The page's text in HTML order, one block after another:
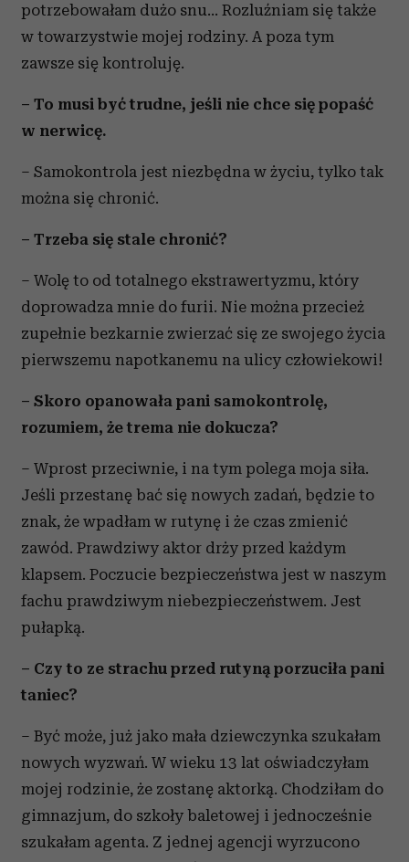
potrzebowałam dużo snu... Rozluźniam się także
w towarzystwie mojej rodziny. A poza tym
zawsze się kontroluję.
– To musi być trudne, jeśli nie chce się popaść
w nerwicę.
– Samokontrola jest niezbędna w życiu, tylko tak
można się chronić.
– Trzeba się stale chronić?
– Wolę to od totalnego ekstrawertyzmu, który
doprowadza mnie do furii. Nie można przecież
zupełnie bezkarnie zwierzać się ze swojego życia
pierwszemu napotkanemu na ulicy człowiekowi!
– Skoro opanowała pani samokontrolę,
rozumiem, że trema nie dokucza?
– Wprost przeciwnie, i na tym polega moja siła.
Jeśli przestanę bać się nowych zadań, będzie to
znak, że wpadłam w rutynę i że czas zmienić
zawód. Prawdziwy aktor drży przed każdym
klapsem. Poczucie bezpieczeństwa jest w naszym
fachu prawdziwym niebezpieczeństwem. Jest
pułapką.
– Czy to ze strachu przed rutyną porzuciła pani
taniec?
– Być może, już jako mała dziewczynka szukałam
nowych wyzwań. W wieku 13 lat oświadczyłam
mojej rodzinie, że zostanę aktorką. Chodziłam do
gimnazjum, do szkoły baletowej i jednocześnie
szukałam agenta. Z jednej agencji wyrzucono